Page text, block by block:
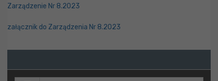
Zarządzenie Nr 8.2023
załącznik do Zarządzenia Nr 8.2023